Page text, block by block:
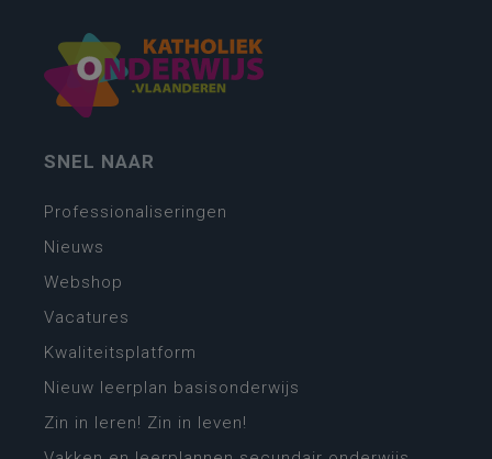
SNEL NAAR
Professionaliseringen
Nieuws
Webshop
Vacatures
Kwaliteitsplatform
Nieuw leerplan basisonderwijs
Zin in leren! Zin in leven!